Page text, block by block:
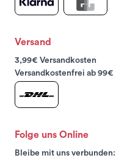
Versand
3,99€ Versandkosten
Versandkostenfrei ab 99€
Folge uns Online
Bleibe mit uns verbunden: